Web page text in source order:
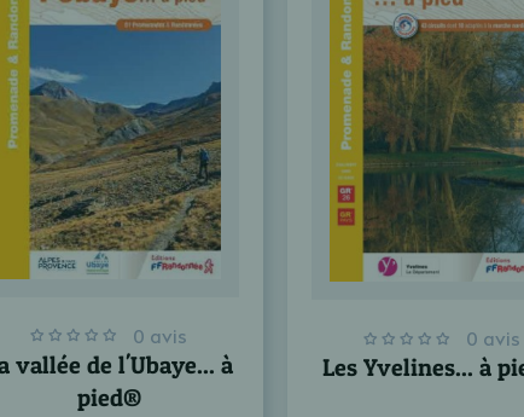
0 avis
vallée de l'Ubaye... à
pied®
0 avis
Les Yvelines... à